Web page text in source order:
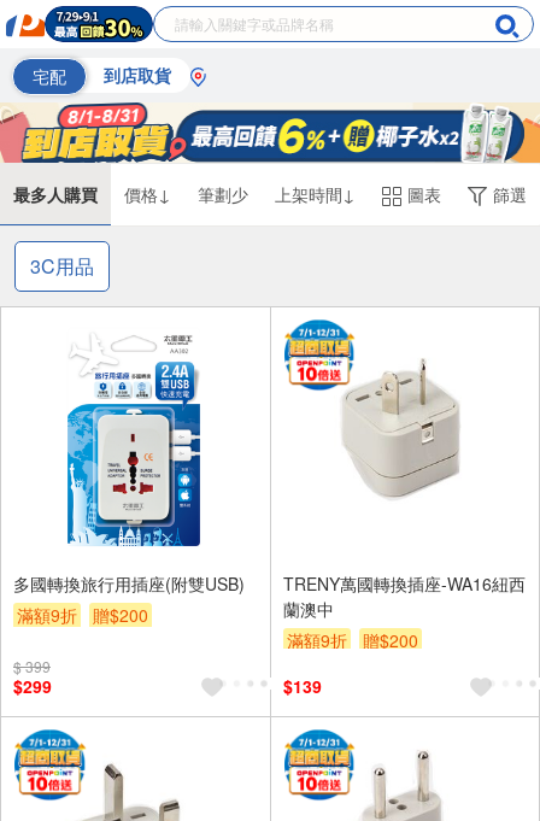
宅配 到店取貨
最多人購買 價格↓ 筆劃少 上架時間↓ 圖表 篩選
3C用品
多國轉換旅行用插座(附雙USB)
滿額9折
贈$200
$ 399
$299
TRENY萬國轉換插座-WA16紐西
蘭澳中
滿額9折
贈$200
$139